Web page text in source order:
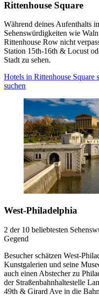
Rittenhouse Square
Während deines Aufenthalts
Sehenswürdigkeiten wie
Rittenhouse Row nicht
Station 15th-16th & Locust
Stadt zu sehen.
Hotels in Rittenhouse Square
suchen
West-Philadelphia
2 der 10 beliebtesten
Gegend
Besucher schätzen West-
Kunstgalerien und seine
auch einen Abstecher zu
der Straßenbahnhaltestelle
49th & Girard Ave in die